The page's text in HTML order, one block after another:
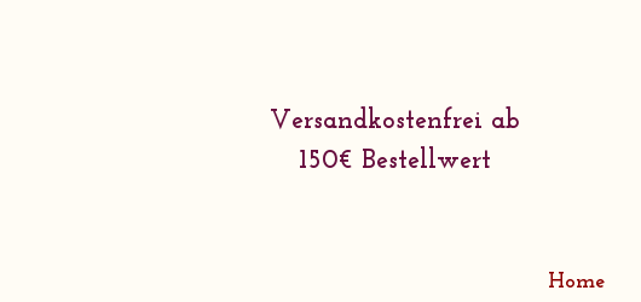
Home
Versandkostenfrei ab
150€ Bestellwert